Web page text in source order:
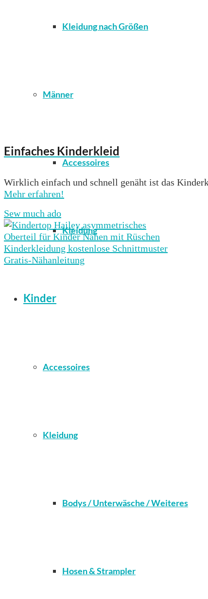
Kleidung nach Größen
Männer
Accessoires
Kleidung
Kinder
Accessoires
Kleidung
Bodys / Unterwäsche / Weiteres
Hosen & Strampler
Einfaches Kinderkleid
Wirklich einfach und schnell genäht ist das
Mehr erfahren!
Sew much ado